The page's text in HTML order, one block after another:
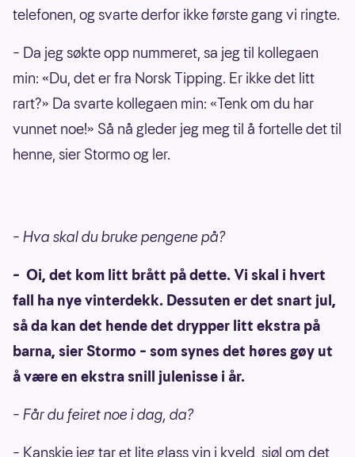
telefonen, og svarte derfor ikke første gang vi ringte.
– Da jeg søkte opp nummeret, sa jeg til kollegaen
min: «Du, det er fra Norsk Tipping. Er ikke det litt
rart?» Da svarte kollegaen min: «Tenk om du har
vunnet noe!» Så nå gleder jeg meg til å fortelle det til
henne, sier Stormo og ler.
– Hva skal du bruke pengene på?
– Oi, det kom litt brått på dette. Vi skal i hvert
fall ha nye vinterdekk. Dessuten er det snart jul,
så da kan det hende det drypper litt ekstra på
barna, sier Stormo – som synes det høres gøy ut
å være en ekstra snill julenisse i år.
– Får du feiret noe i dag, da?
– Kanskje jeg tar et lite glass vin i kveld, sjøl om det